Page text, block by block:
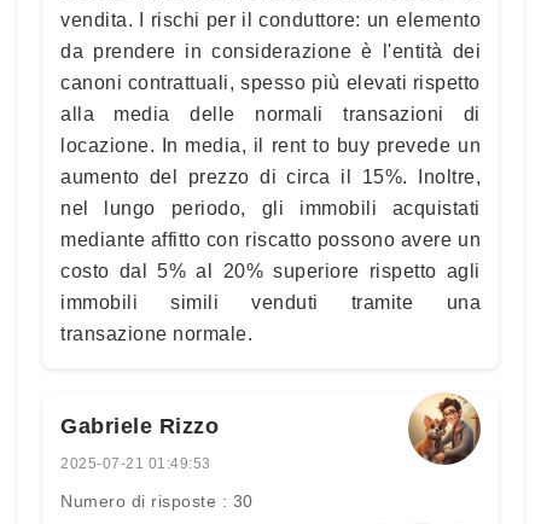
vendita. I rischi per il conduttore: un elemento
da prendere in considerazione è l'entità dei
canoni contrattuali, spesso più elevati rispetto
alla media delle normali transazioni di
locazione. In media, il rent to buy prevede un
aumento del prezzo di circa il 15%. Inoltre,
nel lungo periodo, gli immobili acquistati
mediante affitto con riscatto possono avere un
costo dal 5% al 20% superiore rispetto agli
immobili simili venduti tramite una
transazione normale.
Gabriele Rizzo
2025-07-21 01:49:53
Numero di risposte : 30